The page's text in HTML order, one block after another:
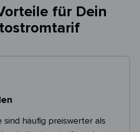
für Dein
häufig preiswerter als